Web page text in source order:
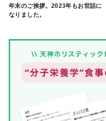
年末のご挨拶。2023年もお世話に
なりました。